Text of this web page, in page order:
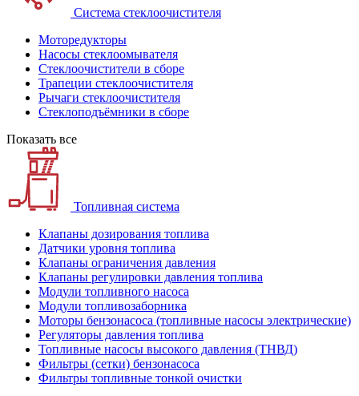
Система стеклоочистителя
Моторедукторы
Насосы стеклоомывателя
Стеклоочистители в сборе
Трапеции стеклоочистителя
Рычаги стеклоочистителя
Стеклоподъёмники в сборе
Показать все
Топливная система
Клапаны дозирования топлива
Датчики уровня топлива
Клапаны ограничения давления
Клапаны регулировки давления топлива
Модули топливного насоса
Модули топливозаборника
Моторы бензонасоса (топливные насосы электрические)
Регуляторы давления топлива
Топливные насосы высокого давления (ТНВД)
Фильтры (сетки) бензонасоса
Фильтры топливные тонкой очистки